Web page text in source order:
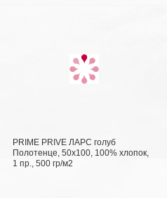
PRIME PRIVE ЛАРС голуб
Полотенце, 50x100, 100% хлопок,
1 пр., 500 гр/м2